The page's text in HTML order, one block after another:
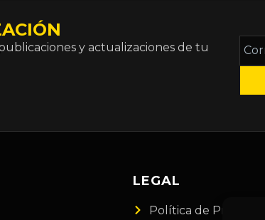
y actualizaciones de tu
*
LEGAL
Política de Privacidad